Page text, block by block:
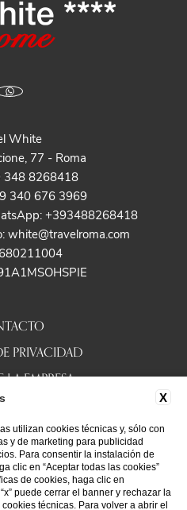
White
77 - Roma
348 8268418
340 676 3969
+393488268418
white@travelroma.com
PRIVACIDAD
LA EMPRESA
HOTELS
X
utilizan cookies técnicas y, sólo con
y de marketing para publicidad
Para consentir la instalación de
clic en “Aceptar todas las cookies”
de cookies, haga clic en
puede cerrar el banner y rechazar la
técnicas. Para volver a abrir el